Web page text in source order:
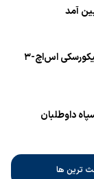
تصاویری از گشت‌زنی و پرواز هلیکوپتر سیکورسکی اس‌اچ-۳
داوطلبان
ترین ها